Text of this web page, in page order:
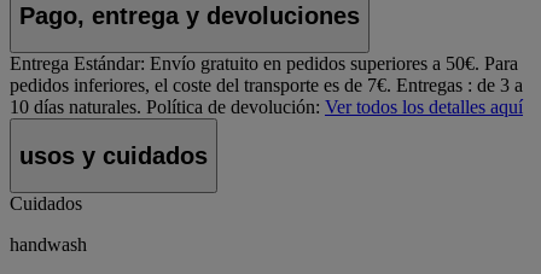
Pago, entrega y devoluciones
Entrega Estándar: Envío gratuito en pedidos superiores a 50€. Para
pedidos inferiores, el coste del transporte es de 7€. Entregas : de 3 a
10 días naturales. Política de devolución: Ver todos los detalles aquí
usos y cuidados
Cuidados
handwash